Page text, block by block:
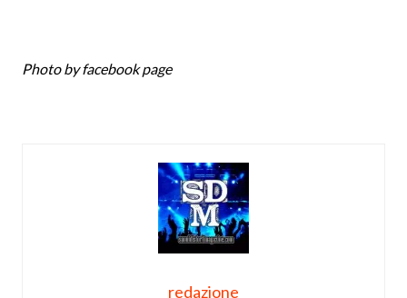
Photo by facebook page
redazione